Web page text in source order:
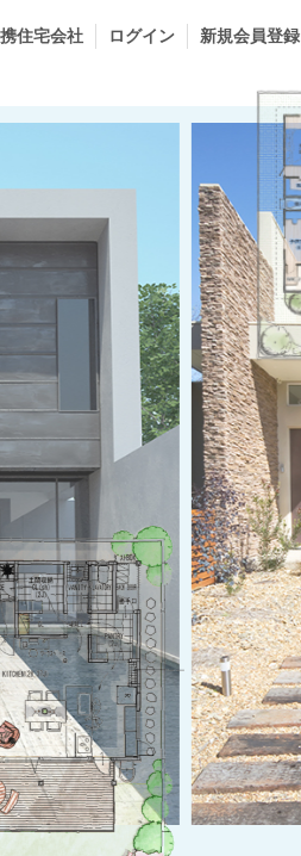
住宅会社 ログイン 新規会員登録